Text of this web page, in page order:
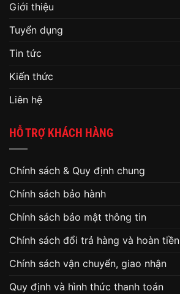
Giới thiệu
Tuyển dụng
Tin tức
Kiến thức
Liên hệ
HỖ TRỢ KHÁCH HÀNG
Chính sách & Quy định chung
Chính sách bảo hành
Chính sách bảo mật thông tin
Chính sách đổi trả hàng và hoàn tiền
Chính sách vận chuyển, giao nhận
Quy định và hình thức thanh toán